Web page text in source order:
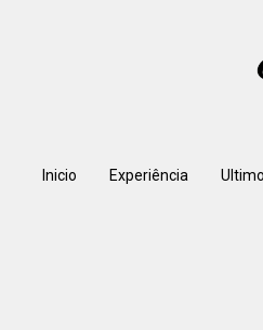
Inicio Experiência